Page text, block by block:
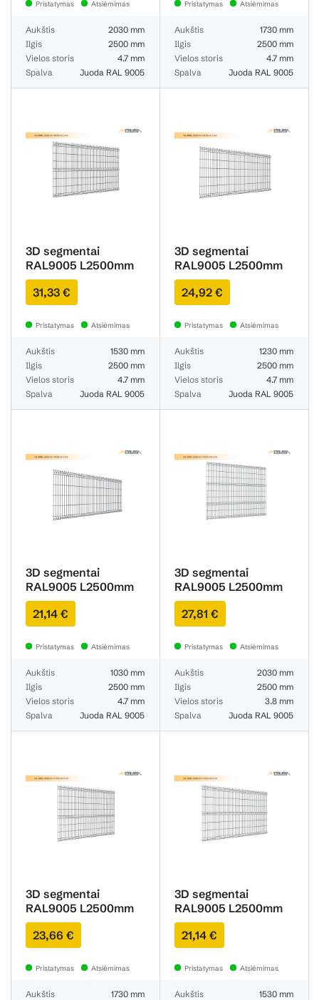
Pristatymas Atsiėmimas
Aukštis
2030 mm
Ilgis
2500 mm
Vielos storis
4.7 mm
Spalva
Juoda RAL 9005
Pristatymas Atsiėmimas
Aukštis
1730 mm
Ilgis
2500 mm
Vielos storis
4.7 mm
Spalva
Juoda RAL 9005
3D segmentai
RAL9005 L2500mm
H1530mm 4.7mm
31,33 €
Pristatymas Atsiėmimas
Aukštis
1530 mm
Ilgis
2500 mm
Vielos storis
4.7 mm
Spalva
Juoda RAL 9005
3D segmentai
RAL9005 L2500mm
H1230mm 4.7mm
24,92 €
Pristatymas Atsiėmimas
Aukštis
1230 mm
Ilgis
2500 mm
Vielos storis
4.7 mm
Spalva
Juoda RAL 9005
3D segmentai
RAL9005 L2500mm
H1030mm 4.7mm
21,14 €
Pristatymas Atsiėmimas
Aukštis
1030 mm
Ilgis
2500 mm
Vielos storis
4.7 mm
Spalva
Juoda RAL 9005
3D segmentai
RAL9005 L2500mm
H2030mm 3.8mm
27,81 €
Pristatymas Atsiėmimas
Aukštis
2030 mm
Ilgis
2500 mm
Vielos storis
3.8 mm
Spalva
Juoda RAL 9005
3D segmentai
RAL9005 L2500mm
H1730mm 3.8mm
23,66 €
Pristatymas Atsiėmimas
Aukštis
1730 mm
3D segmentai
RAL9005 L2500mm
H1530mm 3.8mm
21,14 €
Pristatymas Atsiėmimas
Aukštis
1530 mm